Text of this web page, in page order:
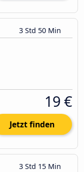
3 Std 50 Min
19 €
Jetzt finden
3 Std 15 Min